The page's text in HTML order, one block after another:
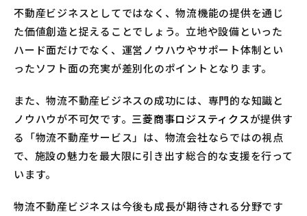
不動産ビジネスとしてではなく、物流機能の提供を通じ
た価値創造と捉えることでしょう。立地や設備といった
ハード面だけでなく、運営ノウハウやサポート体制とい
ったソフト面の充実が差別化のポイントとなります。
また、物流不動産ビジネスの成功には、専門的な知識と
ノウハウが不可欠です。 三菱商事ロジスティクスが提供す
る「物流不動産サービス」は、物流会社ならではの視点
で、施設の魅力を最大限に引き出す総合的な支援を行って
います。
物流不動産ビジネスは今後も成長が期待される分野です